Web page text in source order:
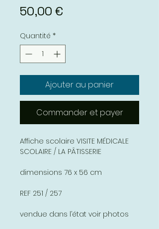
50,00 €
Quantité *
Ajouter au panier
Commander et payer
Affiche scolaire VISITE MÉDICALE
SCOLAIRE / LA PÂTISSERIE
dimensions 76 x 56 cm
REF 251 / 257
vendue dans l’état voir photos